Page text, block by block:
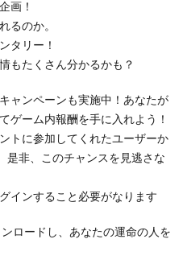
画！
るのか。
タリー！
もたくさん分かるかも？
ャンペーンも実施中！あなたが
ゲーム内報酬を手に入れよう！
トに参加してくれたユーザーか
是非、このチャンスを見逃さな
インすること必要がなります
ロードし、あなたの運命の人を